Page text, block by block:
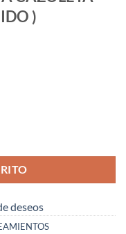
)
deseos